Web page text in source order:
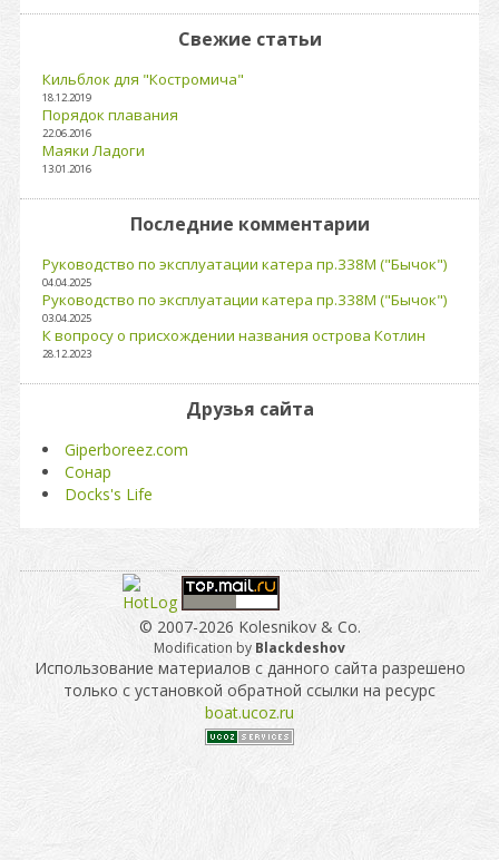
Свежие статьи
Кильблок для "Костромича"
18.12.2019
Порядок плавания
22.06.2016
Маяки Ладоги
13.01.2016
Последние комментарии
Руководство по эксплуатации катера пр.338М ("Бычок")
04.04.2025
Руководство по эксплуатации катера пр.338М ("Бычок")
03.04.2025
К вопросу о присхождении названия острова Котлин
28.12.2023
Друзья сайта
Giperboreez.com
Сонар
Docks's Life
© 2007-2026 Kolesnikov & Co.
Modification by Blackdeshov
Использование материалов с данного сайта разрешено
только с установкой обратной ссылки на ресурс
boat.ucoz.ru